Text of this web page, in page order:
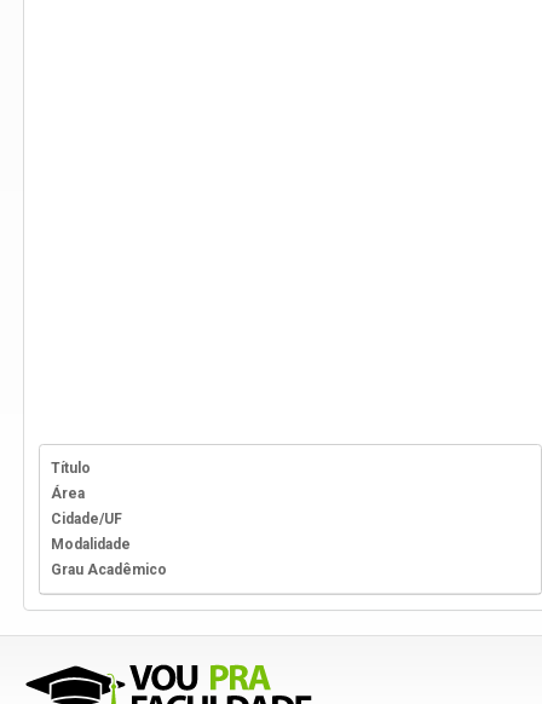
Título
Área
Cidade/UF
Modalidade
Grau Acadêmico